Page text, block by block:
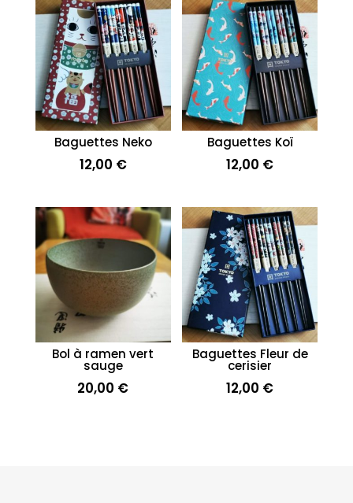
Baguettes Neko
12,00 €
Baguettes Koï
12,00 €
Bol à ramen vert
sauge
20,00 €
Baguettes Fleur de
cerisier
12,00 €